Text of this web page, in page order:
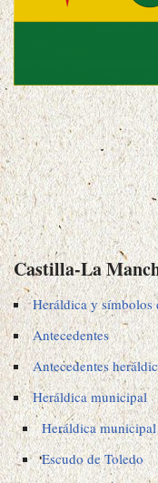
Castilla-La
Heráldica y símbolos
Antecedentes
Antecedentes
Heráldica municipal
Heráldica
Escudo de Toledo